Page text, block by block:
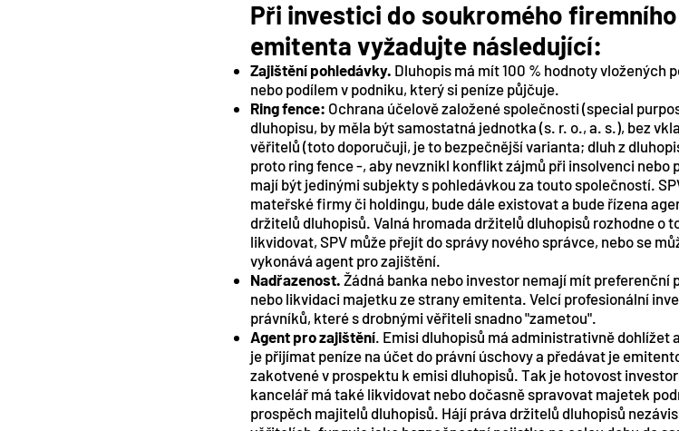
Při investici do soukromého
emitenta vyžadujte následující:
Zajištění pohledávky. Dluhopis má mít 100 % hodnoty
nebo podílem v podniku, který si peníze půjčuje.
Ring fence: Ochrana účelově založené společnosti (special
dluhopisu, by měla být samostatná jednotka (s. r. o., a. s.), bez
věřitelů (toto doporučuji, je to bezpečnější varianta; dluh z
proto ring fence -, aby nevznikl konflikt zájmů při insolvenci
mají být jedinými subjekty s pohledávkou za touto společností.
mateřské firmy či holdingu, bude dále existovat a bude řízena
držitelů dluhopisů. Valná hromada držitelů dluhopisů rozhodne o
likvidovat, SPV může přejít do správy nového správce, nebo se
vykonává agent pro zajištění.
Nadřazenost. Žádná banka nebo investor nemají mít
nebo likvidaci majetku ze strany emitenta. Velcí profesionální
právníků, které s drobnými věřiteli snadno "zametou".
Agent pro zajištění. Emisi dluhopisů má administrativně
je přijímat peníze na účet do právní úschovy a předávat je
zakotvené v prospektu k emisi dluhopisů. Tak je hotovost
kancelář má také likvidovat nebo dočasně spravovat majetek
prospěch majitelů dluhopisů. Hájí práva držitelů dluhopisů